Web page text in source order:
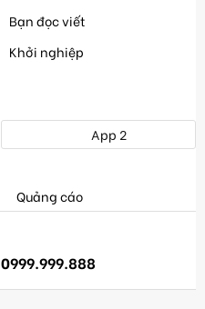
Bạn đọc viết
Khởi nghiệp
App 2
Quảng cáo
0999.999.888